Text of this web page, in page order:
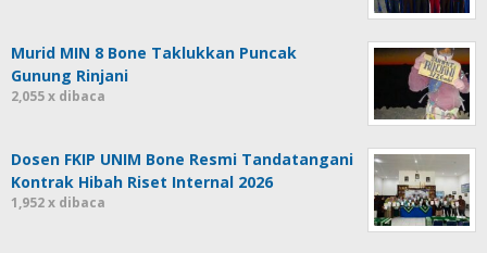
Murid MIN 8 Bone Taklukkan Puncak
Gunung Rinjani
2,055 x dibaca
Dosen FKIP UNIM Bone Resmi Tandatangani
Kontrak Hibah Riset Internal 2026
1,952 x dibaca